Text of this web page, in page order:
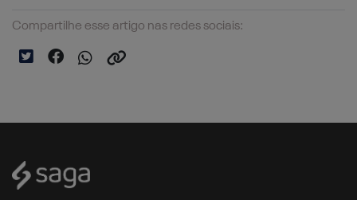
Compartilhe esse artigo nas redes sociais: